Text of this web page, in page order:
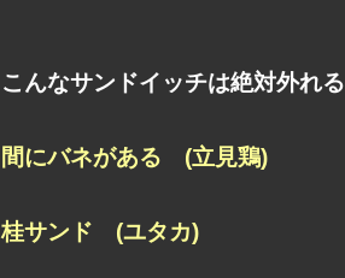
こんなサンドイッチは絶対外れる
間にバネがある (立見鶏)
桂サンド (ユタカ)